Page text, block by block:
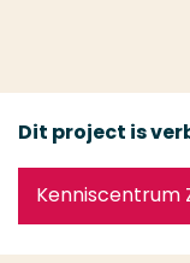
Dit project is
Kenniscentrum